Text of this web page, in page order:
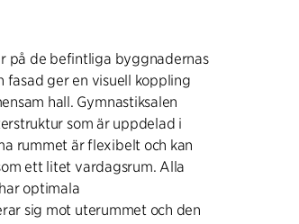
på de befintliga byggnadernas
fasad ger en visuell koppling
hall. Gymnastiksalen
som är uppdelad i
rummet är flexibelt och kan
ett litet vardagsrum. Alla
optimala
sig mot uterummet och den